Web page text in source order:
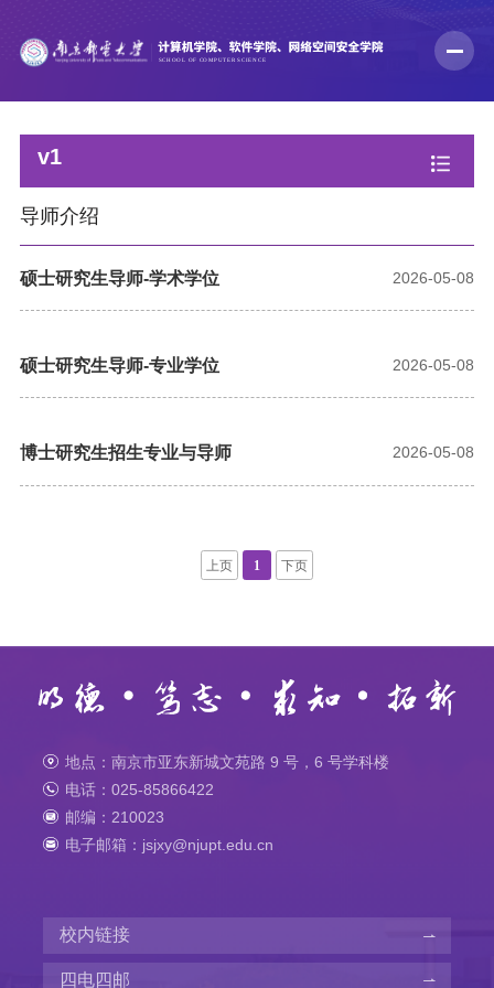
v1
导师介绍
硕士研究生导师-学术学位 2026-05-08
硕士研究生导师-专业学位 2026-05-08
博士研究生招生专业与导师 2026-05-08
上页 1 下页
地点：南京市亚东新城文苑路 9 号，6 号学科楼
电话：025-85866422
邮编：210023
电子邮箱：jsjxy@njupt.edu.cn
校内链接
四电四邮